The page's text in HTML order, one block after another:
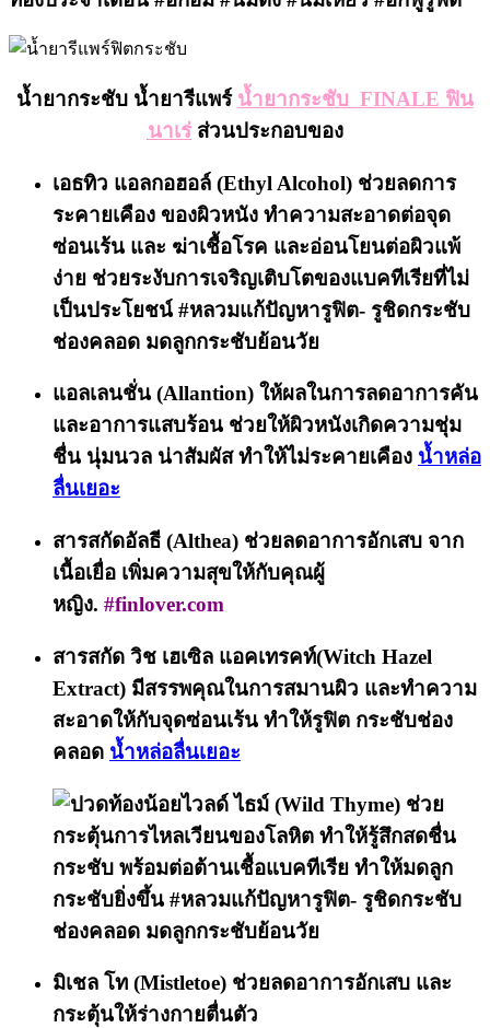
น้ำยากระชับ น้ำยารีแพร์ น้ำยากระชับ FINALE ฟิน
นาเร่ส่วนประกอบของ
เอธทิว แอลกอฮอล์ (Ethyl Alcohol) ช่วยลดการ
ระคายเคือง ของผิวหนัง ทำความสะอาดต่อจุด
ซ่อนเร้น และ ฆ่าเชื้อโรค และอ่อนโยนต่อผิวแพ้
ง่าย ช่วยระงับการเจริญเติบโตของแบคทีเรียที่ไม่
เป็นประโยชน์ #หลวมแก้ปัญหารูฟิต- รูชิดกระชับ
ช่องคลอด มดลูกกระชับย้อนวัย
แอลเลนชั่น (Allantion) ให้ผลในการลดอาการคัน
และอาการแสบร้อน ช่วยให้ผิวหนังเกิดความชุ่ม
ชื่น นุ่มนวล น่าสัมผัส ทำให้ไม่ระคายเคือง น้ำหล่อ
ลื่นเยอะ
สารสกัดอัลธี (Althea) ช่วยลดอาการอักเสบ จาก
เนื้อเยื่อ เพิ่มความสุขให้กับคุณผู้
หญิง. #finlover.com
สารสกัด วิช เฮเซิล แอคเทรคท์(Witch Hazel
Extract) มีสรรพคุณในการสมานผิว และทำความ
สะอาดให้กับจุดซ่อนเร้น ทำให้รูฟิต กระชับช่อง
คลอด น้ำหล่อลื่นเยอะ
ไวลด์ ไธม์ (Wild Thyme) ช่วย
กระตุ้นการไหลเวียนของโลหิต ทำให้รู้สึกสดชื่น
กระชับ พร้อมต่อต้านเชื้อแบคทีเรีย ทำให้มดลูก
กระชับยิ่งขึ้น #หลวมแก้ปัญหารูฟิต- รูชิดกระชับ
ช่องคลอด มดลูกกระชับย้อนวัย
มิเชล โท (Mistletoe) ช่วยลดอาการอักเสบ และ
กระตุ้นให้ร่างกายตื่นตัว